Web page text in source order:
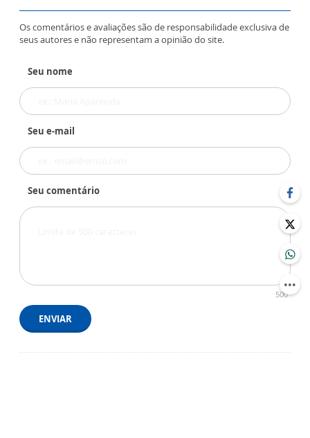
Os comentários e avaliações são de responsabilidade exclusiva de
seus autores e não representam a opinião do site.
Seu nome
Seu e-mail
Seu comentário
500
ENVIAR